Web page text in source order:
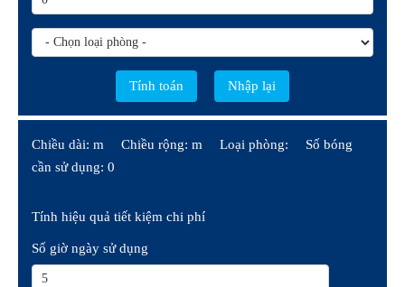
Chiều dài: m Chiều rộng: m Loại phòng:
Số bóng
cần sử dụng: 0
Tính hiệu quả tiết kiệm chi phí
Số giờ ngày sử dụng